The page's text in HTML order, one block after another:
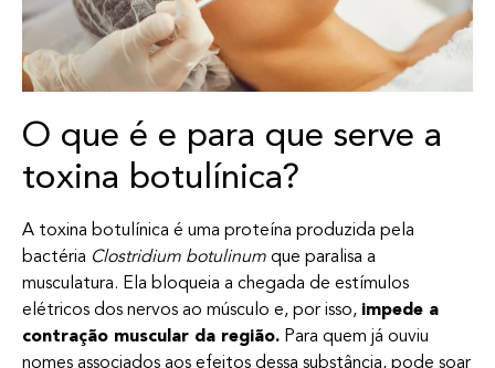
O que é e para que serve a
toxina botulínica?
A toxina botulínica é uma proteína produzida pela
bactéria Clostridium botulinum que paralisa a
musculatura. Ela bloqueia a chegada de estímulos
elétricos dos nervos ao músculo e, por isso, impede a
contração muscular da região. Para quem já ouviu
nomes associados aos efeitos dessa substância, pode soar